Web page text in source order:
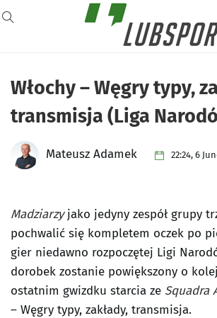
Włochy – Węgry typy,
transmisja (Liga
Mateusz Adamek 22:24, 6
Madziarzyjako jedyny zespół grupy
pochwalić się kompletem oczek po
gier niedawno rozpoczętej Ligi
dorobek zostanie powiększony o
ostatnim gwizdku starcia ze Squadra
– Węgry typy, zakłady, transmisja.